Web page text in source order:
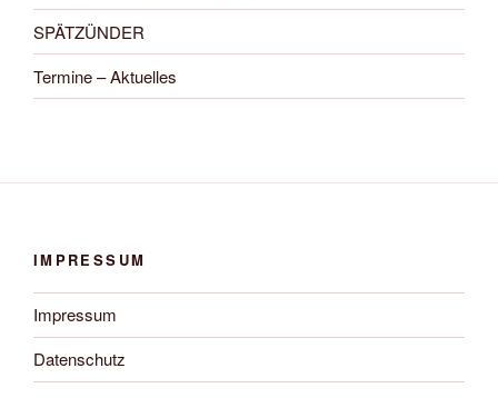
SPÄTZÜNDER
Termine – Aktuelles
IMPRESSUM
Impressum
Datenschutz